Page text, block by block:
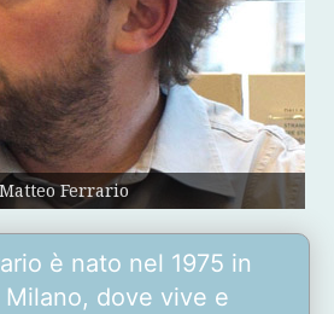
Matteo Ferrario
è nato nel 1975 in
dove vive e